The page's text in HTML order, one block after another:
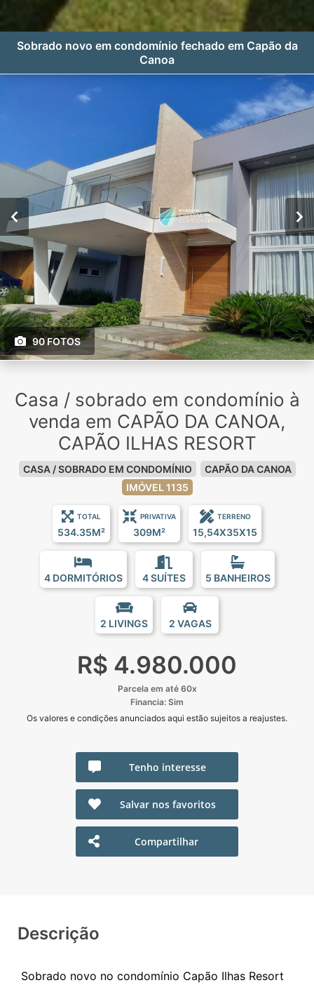
Sobrado novo em condomínio fechado em Capão da
Canoa
90 FOTOS
Casa / sobrado em condomínio à
venda em CAPÃO DA CANOA,
CAPÃO ILHAS RESORT
CASA / SOBRADO EM CONDOMÍNIO
CAPÃO DA CANOA
IMÓVEL 1135
TOTAL
534.35M²
PRIVATIVA
309M²
TERRENO
15,54X35X15
4 DORMITÓRIOS 4 SUÍTES 5 BANHEIROS
2 LIVINGS 2 VAGAS
R$ 4.980.000
Parcela em até 60x
Financia: Sim
Os valores e condições anunciados aqui estão sujeitos a reajustes.
Tenho interesse
Salvar nos favoritos
Compartilhar
Descrição
Sobrado novo no condomínio Capão Ilhas Resort